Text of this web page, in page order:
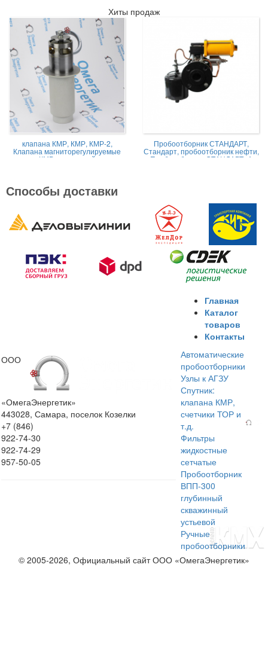
Хиты продаж
клапана КМР, КМР, КМР-2,
Клапана магниторегулируемые
КМР жидкостной
Пробоотборник СТАНДАРТ,
Стандарт, пробоотборник нефти,
Пробоотборник СТАНДАРТ -А
Способы доставки
ООО
«ОмегаЭнергетик»
443028, Самара, поселок Козелки
+7 (846)
922-74-30
922-74-29
957-50-05
Главная
Каталог
товаров
Контакты
Автоматические
пробоотборники
Узлы к АГЗУ
Спутник:
клапана КМР,
счетчики ТОР и
т.д.
Фильтры
жидкостные
сетчатые
Пробоотборник
ВПП-300
глубинный
скважинный
устьевой
Ручные
пробоотборники
© 2005-2026, Официальный сайт ООО «ОмегаЭнергетик»